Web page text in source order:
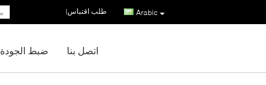
Arabic طلب اقتباس|
ضبط الجودة اتصل بنا